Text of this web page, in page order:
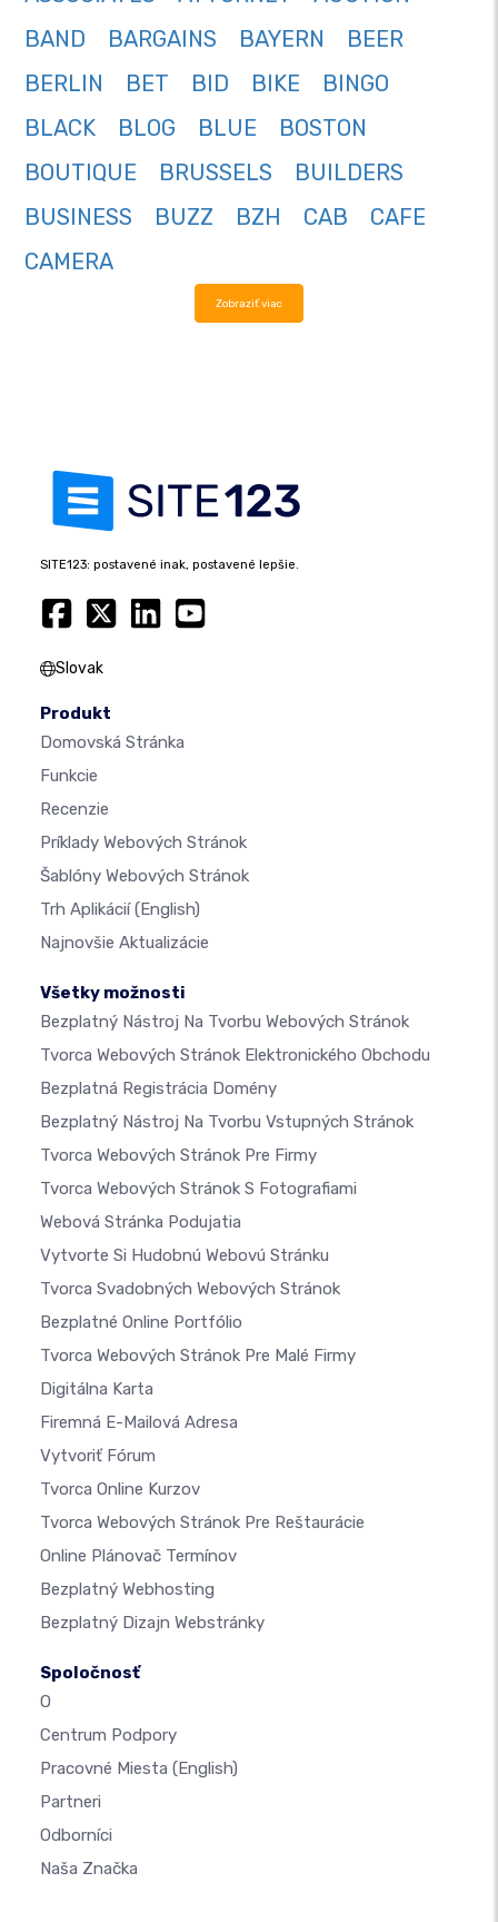
BAND
BARGAINS BAYERN
BEER
BERLIN
BET BID BIKE
BINGO
BLACK
BLOG BLUE
BOSTON
BOUTIQUE
BRUSSELS
BUILDERS
BUSINESS
BUZZ BZH CAB
CAFE
CAMERA
Zobraziť viac
SITE123: postavené inak, postavené lepšie.
Slovak
Produkt
Domovská Stránka
Funkcie
Recenzie
Príklady Webových Stránok
Šablóny Webových Stránok
Trh Aplikácií(English)
Najnovšie Aktualizácie
Všetky možnosti
Bezplatný Nástroj Na Tvorbu Webových Stránok
Tvorca Webových Stránok Elektronického Obchodu
Bezplatná Registrácia Domény
Bezplatný Nástroj Na Tvorbu Vstupných Stránok
Tvorca Webových Stránok Pre Firmy
Tvorca Webových Stránok S Fotografiami
Webová Stránka Podujatia
Vytvorte Si Hudobnú Webovú Stránku
Tvorca Svadobných Webových Stránok
Bezplatné Online Portfólio
Tvorca Webových Stránok Pre Malé Firmy
Digitálna Karta
Firemná E-Mailová Adresa
Vytvoriť Fórum
Tvorca Online Kurzov
Tvorca Webových Stránok Pre Reštaurácie
Online Plánovač Termínov
Bezplatný Webhosting
Bezplatný Dizajn Webstránky
Spoločnosť
O
Centrum Podpory
Pracovné Miesta (English)
Partneri
Odborníci
Naša Značka